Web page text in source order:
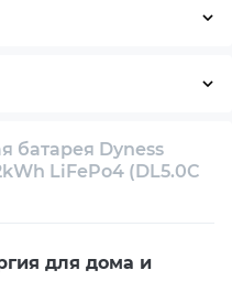
батарея Dyness
LiFePo4 (DL5.0C
для дома и